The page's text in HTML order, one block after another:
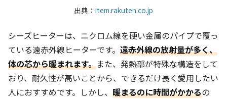
出典： item.rakuten.co.jp
シーズヒーターは、ニクロム線を硬い金属のパイプで覆っ
ている遠赤外線ヒーターです。 遠赤外線の放射量が多く、
体の芯から暖まれます。また、発熱部が特殊な構造をして
おり、 耐久性が高いことから、できるだけ長く愛用したい
人におすすめです。しかし、 暖まるのに時間がかかるの